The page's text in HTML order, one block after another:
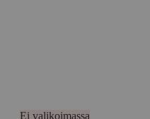
Ei valikoimassa